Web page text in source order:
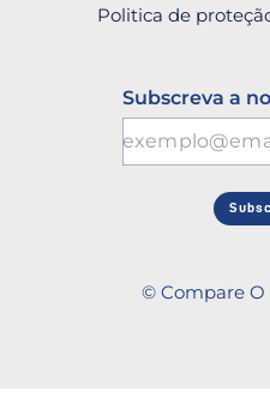
Politica de
Subscreva a
© Compare O